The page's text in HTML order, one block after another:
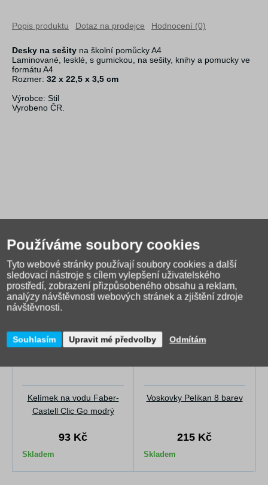
Popis produktu Dotaz na prodejce Hodnocení (0)
Desky na sešity na školní pomůcky A4
Laminované, lesklé, s gumickou, na sešity, knihy a pomucky ve
formátu A4
Rozmer: 32 x 22,5 x 3,5 cm
Výrobce: Stil
Vyrobeno ČR.
zákazníci nakoupili
Kelímek na vodu Faber-
Castell Clic Go modrý
93 Kč
Skladem
Voskovky Pelikan 8 barev
215 Kč
Skladem
Používáme soubory cookies
Tyto webové stránky používají soubory cookies a další
sledovací nástroje s cílem vylepšení uživatelského
prostředí, zobrazení přizpůsobeného obsahu a reklam,
analýzy návštěvnosti webových stránek a zjištění zdroje
návštěvnosti.
Souhlasím Upravit mé předvolby Odmítám